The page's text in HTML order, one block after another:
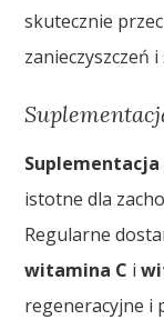
skutecznie
zanieczyszczeń
Suplementacja
istotne dla
Regularne
witamina C i
regeneracyjne